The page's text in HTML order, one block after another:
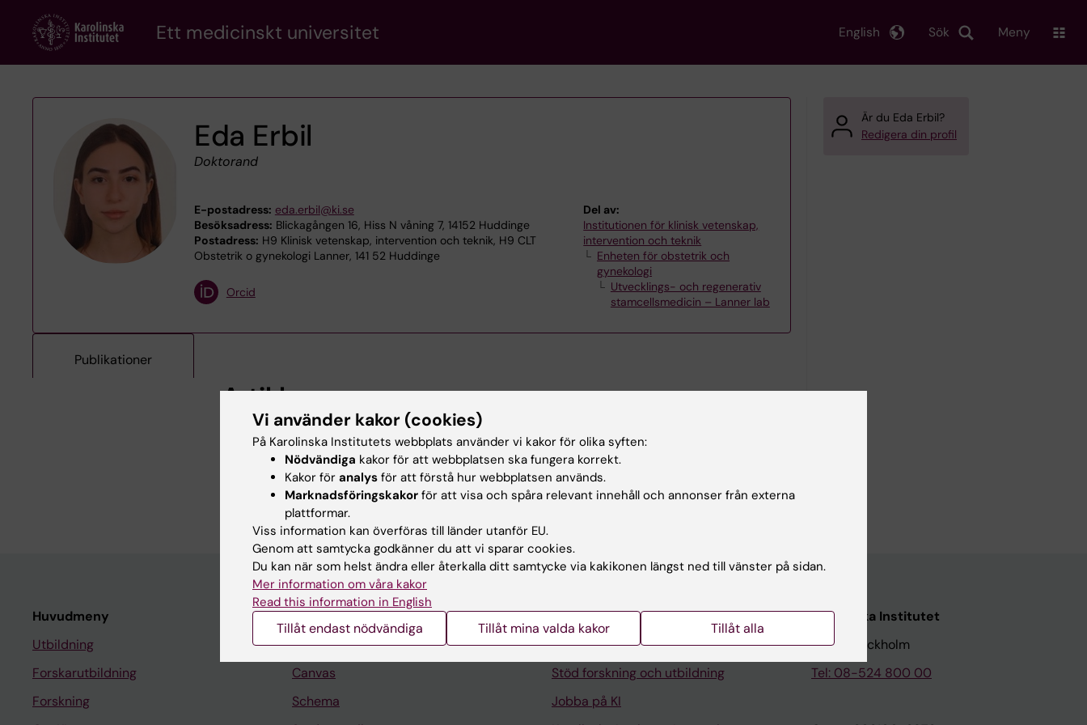
content
Ett medicinskt universitet Sök
English Meny
Eda Erbil
Doktorand
E-postadress: eda.erbil@ki.se
Besöksadress: Blickagången 16, Hiss N våning 7, 14152 Huddinge
Postadress: H9 Klinisk vetenskap, intervention och teknik, H9 CLT
Obstetrik o gynekologi Lanner, 141 52 Huddinge
Del av:
Institutionen för klinisk vetenskap,
intervention och teknik
Enheten för obstetrik och
gynekologi
Utvecklings- och regenerativ
stamcellsmedicin – Lanner lab
Orcid
Publikationer
Artiklar
JOURNAL ARTICLE:CHEMICAL COMMUNICATIONS.2025;61(74):14113-14116
Elesclomol-induced activation of a HOCl-responsive phototheranostic agent for
enhanced therapy and imaging
Dirak M; Kocak HS; Erbil E; Onbasli K; Yagci Acar H; Kolemen S
Är du Eda Erbil?
Redigera din profil
Huvudmeny
Utbildning
Forskarutbildning
Forskning
Student
Ladok
Canvas
Schema
Kontakta och besök KI
Universitetsbiblioteket
Stöd forskning och utbildning
Jobba på KI
Karolinska Institutet
171 77 Stockholm
Tel: 08-524 800 00
Vi använder kakor (cookies)
På Karolinska Institutets webbplats använder vi kakor för olika syften:
Nödvändiga kakor för att webbplatsen ska fungera korrekt.
Kakor för analys för att förstå hur webbplatsen används.
Marknadsföringskakor för att visa och spåra relevant innehåll och annonser från externa
plattformar.
Viss information kan överföras till länder utanför EU.
Genom att samtycka godkänner du att vi sparar cookies.
Du kan när som helst ändra eller återkalla ditt samtycke via kakikonen längst ned till vänster på sidan.
Mer information om våra kakor
Read this information in English
Tillåt endast nödvändiga Tillåt mina valda kakor Tillåt alla